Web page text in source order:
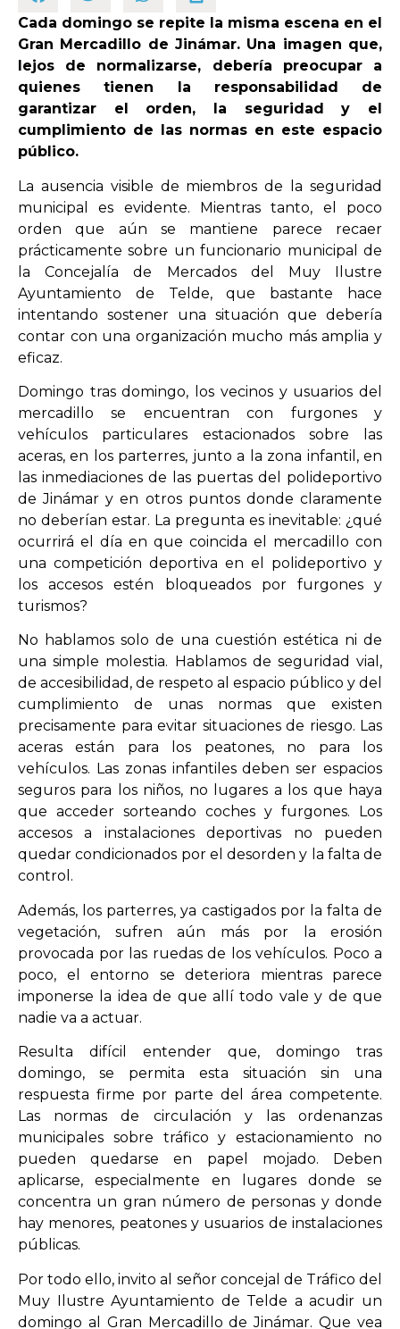
OPINIÓN
PROGRAMAS
Cada domingo se repite la misma escena en el
Gran Mercadillo de Jinámar. Una imagen que,
lejos de normalizarse, debería preocupar a
quienes tienen la responsabilidad de
garantizar el orden, la seguridad y el
cumplimiento de las normas en este espacio
público.
La ausencia visible de miembros de la seguridad
municipal es evidente. Mientras tanto, el poco
orden que aún se mantiene parece recaer
prácticamente sobre un funcionario municipal de
la Concejalía de Mercados del Muy Ilustre
Ayuntamiento de Telde, que bastante hace
intentando sostener una situación que debería
contar con una organización mucho más amplia y
eficaz.
Domingo tras domingo, los vecinos y usuarios del
mercadillo se encuentran con furgones y
vehículos particulares estacionados sobre las
aceras, en los parterres, junto a la zona infantil, en
las inmediaciones de las puertas del polideportivo
de Jinámar y en otros puntos donde claramente
no deberían estar. La pregunta es inevitable: ¿qué
ocurrirá el día en que coincida el mercadillo con
una competición deportiva en el polideportivo y
los accesos estén bloqueados por furgones y
turismos?
No hablamos solo de una cuestión estética ni de
una simple molestia. Hablamos de seguridad vial,
de accesibilidad, de respeto al espacio público y del
cumplimiento de unas normas que existen
precisamente para evitar situaciones de riesgo. Las
aceras están para los peatones, no para los
vehículos. Las zonas infantiles deben ser espacios
seguros para los niños, no lugares a los que haya
que acceder sorteando coches y furgones. Los
accesos a instalaciones deportivas no pueden
quedar condicionados por el desorden y la falta de
control.
Además, los parterres, ya castigados por la falta de
vegetación, sufren aún más por la erosión
provocada por las ruedas de los vehículos. Poco a
poco, el entorno se deteriora mientras parece
imponerse la idea de que allí todo vale y de que
nadie va a actuar.
Resulta difícil entender que, domingo tras
domingo, se permita esta situación sin una
respuesta firme por parte del área competente.
Las normas de circulación y las ordenanzas
municipales sobre tráfico y estacionamiento no
pueden quedarse en papel mojado. Deben
aplicarse, especialmente en lugares donde se
concentra un gran número de personas y donde
hay menores, peatones y usuarios de instalaciones
públicas.
Por todo ello, invito al señor concejal de Tráfico del
Muy Ilustre Ayuntamiento de Telde a acudir un
domingo al Gran Mercadillo de Jinámar. Que vea